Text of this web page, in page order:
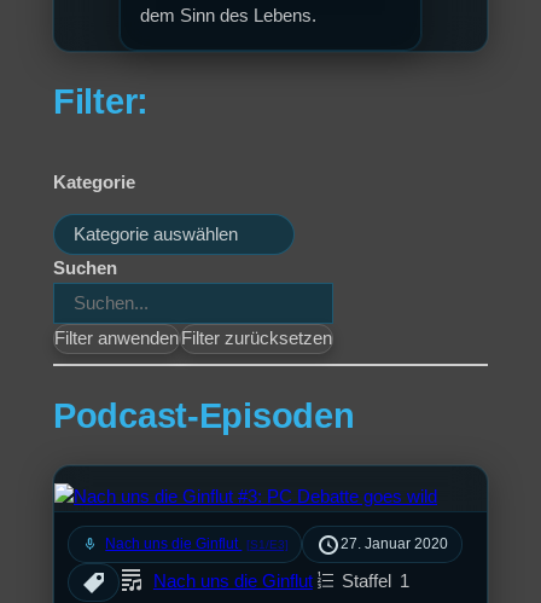
dem Sinn des Lebens.
Filter:
Kategorie
Kategorien
Suchen
Filter anwenden Filter zurücksetzen
Podcast-Episoden
mic Nach uns die Ginflut [S1/E3] 27. Januar 2020
Nach uns die Ginflut Staffel
1